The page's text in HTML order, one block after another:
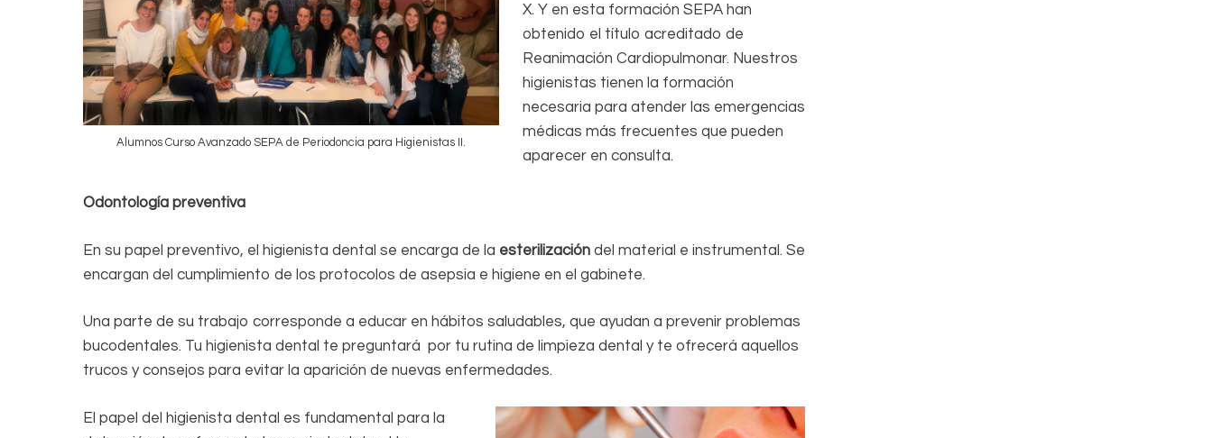
Alumnos Curso Avanzado SEPA de Periodoncia para Higienistas II.
X. Y en esta formación SEPA han
obtenido el título acreditado de
Reanimación Cardiopulmonar. Nuestros
higienistas tienen la formación
necesaria para atender las emergencias
médicas más frecuentes que pueden
aparecer en consulta.
Odontología preventiva
En su papel preventivo, el higienista dental se encarga de la esterilización del material e instrumental. Se
encargan del cumplimiento de los protocolos de asepsia e higiene en el gabinete.
Una parte de su trabajo corresponde a educar en hábitos saludables, que ayudan a prevenir problemas
bucodentales. Tu higienista dental te preguntará por tu rutina de limpieza dental y te ofrecerá aquellos
trucos y consejos para evitar la aparición de nuevas enfermedades.
El papel del higienista dental es fundamental para la